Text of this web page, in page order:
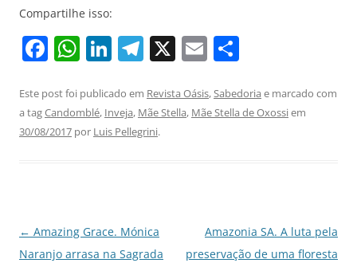
Compartilhe isso:
F
c
e
k
W
at
s
Li
k
e
T
e
gr
X E
ai
l
ar
e
Este post foi publicado em Revista Oásis,Sabedoria e marcado com
a tagCandomblé, Inveja, Mãe Stella, Mãe Stella de Oxossiem
30/08/2017 por Luis Pellegrini.
Navegação
de
← Amazing Grace. Mónica
Naranjo arrasa na Sagrada
Amazonia SA. A luta pela
preservação de uma floresta